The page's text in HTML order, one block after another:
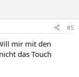
#5
mir mit den
das Touch